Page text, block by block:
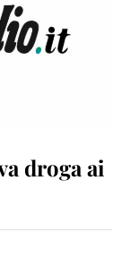
droga ai